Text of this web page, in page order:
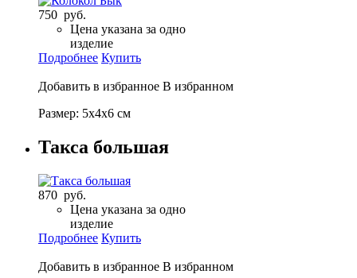
750 руб.
Цена указана за одно
изделие
Подробнее Купить
Добавить в избранное В избранном
Размер: 5х4х6 см
Такса большая
870 руб.
Цена указана за одно
изделие
Подробнее Купить
Добавить в избранное В избранном